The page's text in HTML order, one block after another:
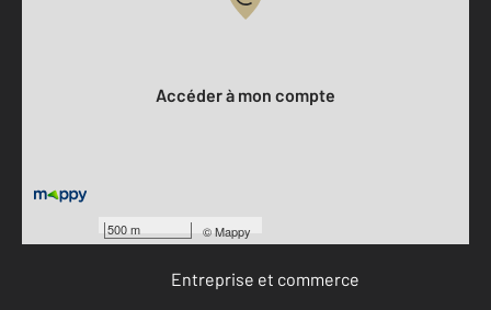
500 m ©Mappy
Accéder à mon compte
Devenir franchisé
Entreprise et commerce